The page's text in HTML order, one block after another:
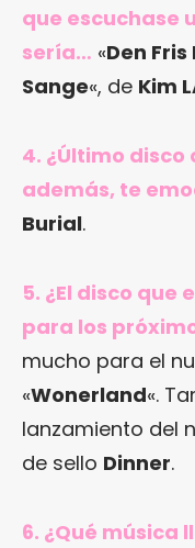
que escuchase
sería… «Den
Sange«, de Kim
4. ¿Último
además, te
Burial.
5. ¿El disco que
para los
mucho para el
«Wonerland«.
lanzamiento del
de sello Dinner.
6. ¿Qué música